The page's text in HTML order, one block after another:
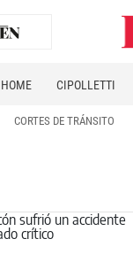
HOME CIPOLLETTI
CORTES DE TRÁNSITO